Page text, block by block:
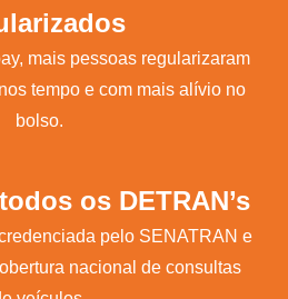
mais pessoas regularizaram
tempo e com mais alívio no
bolso.
os DETRAN’s
pelo SENATRAN e
nacional de consultas